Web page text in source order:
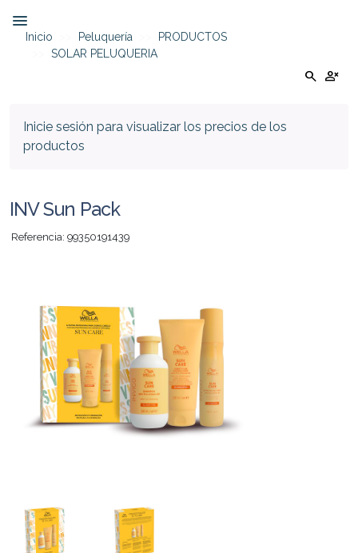
Inicio Peluquería
PRODUCTOS
SOLAR PELUQUERIA
search person_cancel
Inicie sesión para visualizar los precios de los
productos
INV Sun Pack
Referencia: 99350191439